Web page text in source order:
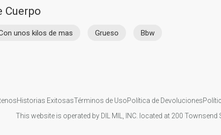
Cuerpo
unos kilos de mas Grueso Bbw
Historias ExitosasTérminos de UsoPolítica de Devoluciones
This website is operated by DIL MIL, INC. located at 200